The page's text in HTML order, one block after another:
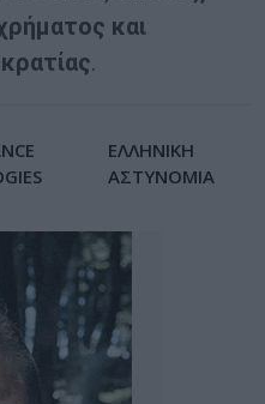
και
.
ΕΛΛΗΝΙΚΗ
ΑΣΤΥΝΟΜΙΑ